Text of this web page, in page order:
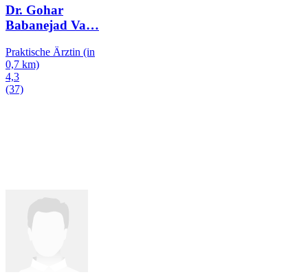
Dr. Gohar
Babanejad Va…
Praktische Ärztin (in
0,7 km)
4,3
(37)